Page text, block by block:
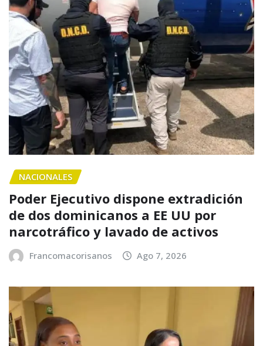
NACIONALES
Poder Ejecutivo dispone extradición
de dos dominicanos a EE UU por
narcotráfico y lavado de activos
Francomacorisanos Ago 7, 2026